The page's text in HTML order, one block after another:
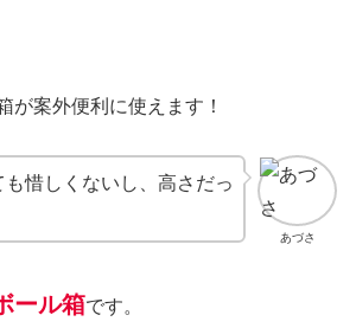
が案外便利に使えます！
あづさ
惜しくないし、高さだっ
ール箱です。